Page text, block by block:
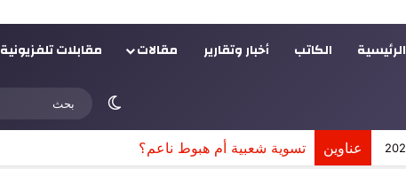
الرئيسية الكاتب أخبار وتقارير مقالات مقابلات تلفزيونية
الوضع المظلم
عناوين تسوية شعبية أم هبوط ناعم؟